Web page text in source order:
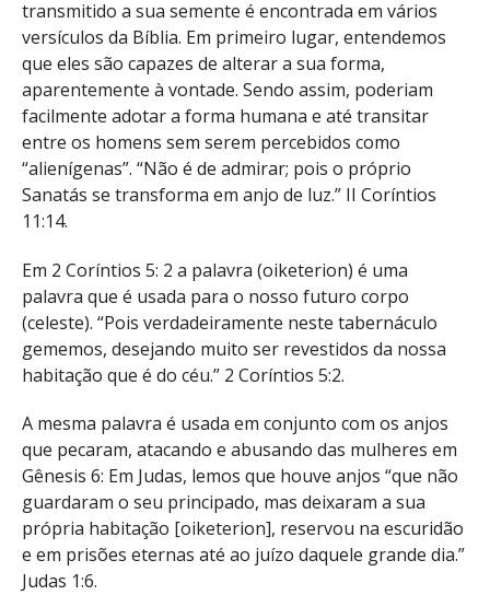
transmitido a sua semente é encontrada em vários
versículos da Bíblia. Em primeiro lugar, entendemos
que eles são capazes de alterar a sua forma,
aparentemente à vontade. Sendo assim, poderiam
facilmente adotar a forma humana e até transitar
entre os homens sem serem percebidos como
“alienígenas”. “Não é de admirar; pois o próprio
Sanatás se transforma em anjo de luz.” II Coríntios
11:14.
Em 2 Coríntios 5: 2 a palavra (oiketerion) é uma
palavra que é usada para o nosso futuro corpo
(celeste). “Pois verdadeiramente neste tabernáculo
gememos, desejando muito ser revestidos da nossa
habitação que é do céu.” 2 Coríntios 5:2.
A mesma palavra é usada em conjunto com os anjos
que pecaram, atacando e abusando das mulheres em
Gênesis 6: Em Judas, lemos que houve anjos “que não
guardaram o seu principado, mas deixaram a sua
própria habitação [oiketerion], reservou na escuridão
e em prisões eternas até ao juízo daquele grande dia.”
Judas 1:6.